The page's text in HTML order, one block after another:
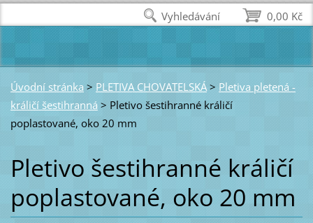
Úvodní stránka > PLETIVA CHOVATELSKÁ > Pletiva pletená -
králičí šestihranná > Pletivo šestihranné králičí
poplastované, oko 20 mm
Pletivo šestihranné králičí
poplastované, oko 20 mm
0,00 Kč
Vyhledávání